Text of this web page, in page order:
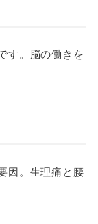
す。脳の働きを
因。生理痛と腰